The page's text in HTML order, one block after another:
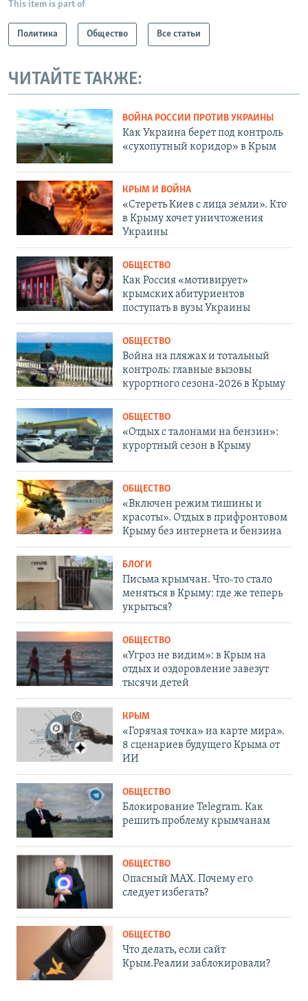
This item is part of
Политика Общество Все статьи
ЧИТАЙТЕ ТАКЖЕ:
ВОЙНА РОССИИ ПРОТИВ УКРАИНЫ
Как Украина берет под контроль
«сухопутный коридор» в Крым
КРЫМ И ВОЙНА
«Стереть Киев с лица земли». Кто
в Крыму хочет уничтожения
Украины
ОБЩЕСТВО
Как Россия «мотивирует»
крымских абитуриентов
поступать в вузы Украины
ОБЩЕСТВО
Война на пляжах и тотальный
контроль: главные вызовы
курортного сезона-2026 в Крыму
ОБЩЕСТВО
«Отдых с талонами на бензин»:
курортный сезон в Крыму
ОБЩЕСТВО
«Включен режим тишины и
красоты». Отдых в прифронтовом
Крыму без интернета и бензина
БЛОГИ
Письма крымчан. Что-то стало
меняться в Крыму: где же теперь
укрыться?
ОБЩЕСТВО
«Угроз не видим»: в Крым на
отдых и оздоровление завезут
тысячи детей
КРЫМ
«Горячая точка» на карте мира».
8 сценариев будущего Крыма от
ИИ
ОБЩЕСТВО
Блокирование Telegram. Как
решить проблему крымчанам
ОБЩЕСТВО
Опасный MAX. Почему его
следует избегать?
ОБЩЕСТВО
Что делать, если сайт
Крым.Реалии заблокировали?